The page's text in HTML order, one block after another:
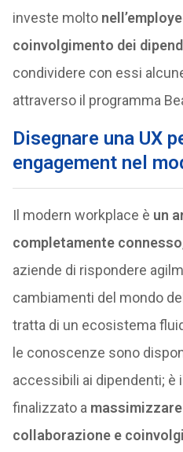
investe molto
coinvolgimento dei
condividere con essi
attraverso il programma
Disegnare una UX
engagement nel
Il modern workplace è un
completamente connesso
aziende di rispondere
cambiamenti del mondo
tratta di un ecosistema
le conoscenze sono
accessibili ai dipendenti; è
finalizzato a
collaborazione e